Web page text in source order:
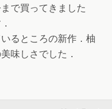
で買ってきました
るところの新作．柚
味しさでした．